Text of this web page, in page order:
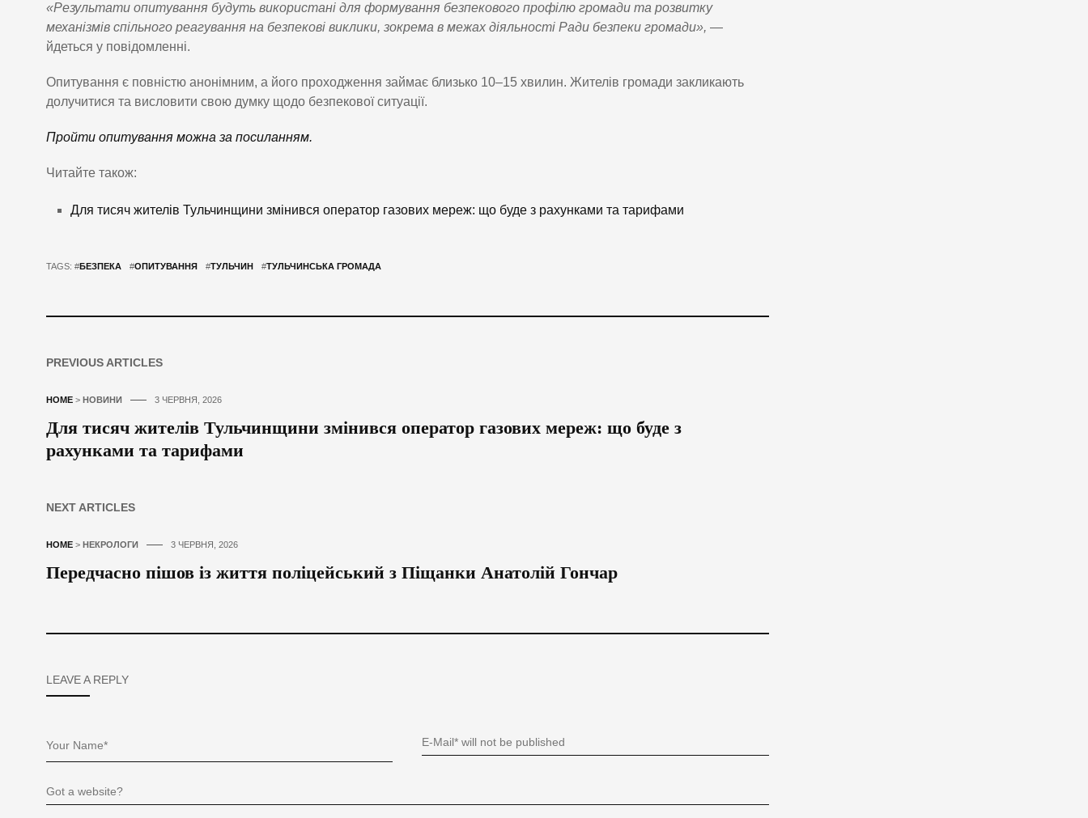
«Результати опитування будуть використані для формування безпекового профілю громади та розвитку
механізмів спільного реагування на безпекові виклики, зокрема в межах діяльності Ради безпеки громади», —
йдеться у повідомленні.
Опитування є повністю анонімним, а його проходження займає близько 10–15 хвилин. Жителів громади закликають
долучитися та висловити свою думку щодо безпекової ситуації.
Пройти опитування можна за посиланням.
Читайте також:
Для тисяч жителів Тульчинщини змінився оператор газових мереж: що буде з рахунками та тарифами
TAGS: #БЕЗПЕКА #ОПИТУВАННЯ #ТУЛЬЧИН #ТУЛЬЧИНСЬКА ГРОМАДА
PREVIOUS ARTICLES
HOME > НОВИНИ 3 ЧЕРВНЯ, 2026
Для тисяч жителів Тульчинщини змінився оператор газових мереж: що буде з
рахунками та тарифами
NEXT ARTICLES
HOME > НЕКРОЛОГИ 3 ЧЕРВНЯ, 2026
Передчасно пішов із життя поліцейський з Піщанки Анатолій Гончар
LEAVE A REPLY